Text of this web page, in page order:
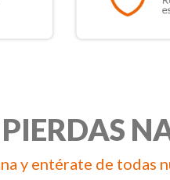
PIERDAS
y entérate de todas